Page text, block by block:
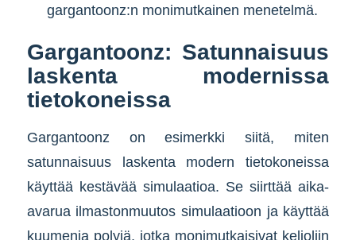
gargantoonz:n monimutkainen menetelmä.
Gargantoonz: Satunnaisuus
laskenta modernissa
tietokoneissa
Gargantoonz on esimerkki siitä, miten
satunnaisuus laskenta modern tietokoneissa
käyttää kestävää simulaatioa. Se siirttää aika-
avarua ilmastonmuutos simulaatioon ja käyttää
kuumenia polyiä, jotka monimutkaisivat kelioliin